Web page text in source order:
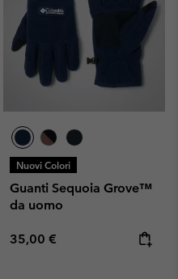
Nuovi Colori
Guanti Sequoia Grove™
da uomo
Regular price:
35,00 €